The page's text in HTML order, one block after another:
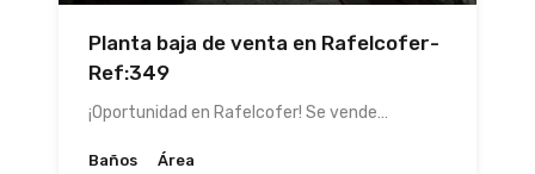
Planta baja de venta en Rafelcofer-
Ref:349
¡Oportunidad en Rafelcofer! Se vende…
Baños Área